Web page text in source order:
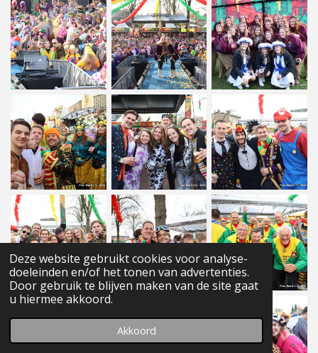
Deze website gebruikt cookies voor analyse-
doeleinden en/of het tonen van advertenties.
Door gebruik te blijven maken van de site gaat
u hiermee akkoord.
Akkoord